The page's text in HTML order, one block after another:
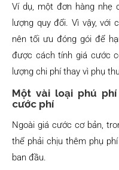
Ví dụ, một đơn hàng nhẹ
lượng quy đổi. Vì vậy, với
nên tối ưu đóng gói để
được cách tính giá cước
lượng chi phí thay vì phụ
Một vài loại phú
cước phí
Ngoài giá cước cơ bản,
thể phải chịu thêm phụ
ban đầu.